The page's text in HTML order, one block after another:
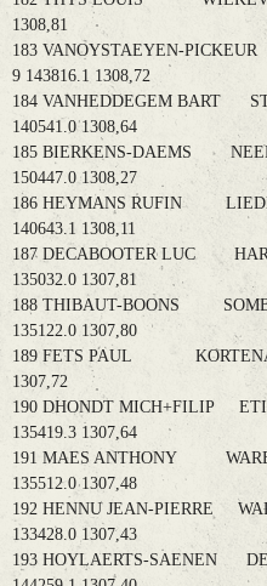
1308,81
183 VANOYSTAEYEN-PICKEUR
9 143816.1 1308,72
184 VANHEDDEGEM BART
140541.0 1308,64
185 BIERKENS-DAEMS
150447.0 1308,27
186 HEYMANS RUFIN
140643.1 1308,11
187 DECABOOTER LUC
135032.0 1307,81
188 THIBAUT-BOONS
135122.0 1307,80
189 FETS PAUL
1307,72
190 DHONDT MICH+FILIP
135419.3 1307,64
191 MAES ANTHONY
135512.0 1307,48
192 HENNU JEAN-PIERRE
133428.0 1307,43
193 HOYLAERTS-SAENEN